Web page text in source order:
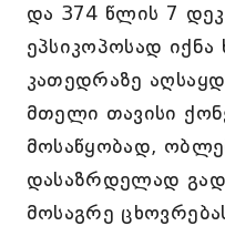
და 374 წლის 7
ეპსიკოპოსად
კათედრაზე
მთელი თავისი
მოსაწყობად,
დასაზრდელად
მოსაგრე